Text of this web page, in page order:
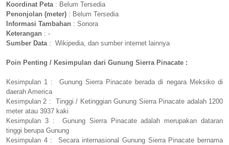
Koordinat Peta: Belum Tersedia
Penonjolan (meter) : Belum Tersedia
Informasi Tambahan : Sonora
Keterangan : -
Sumber Data: Wikipedia, dan sumber internet lainnya
Poin Penting / Kesimpulan dari Gunung Sierra Pinacate :
Kesimpulan 1 : Gunung Sierra Pinacate berada di negara Meksiko di
daerah America
Kesimpulan 2 : Tinggi / Ketinggian Gunung Sierra Pinacate adalah 1200
meter atau 3937 kaki
Kesimpulan 3 : Gunung Sierra Pinacate adalah merupakan dataran
tinggi berupa Gunung
Kesimpulan 4 : Secara internasional Gunung Sierra Pinacate bernama